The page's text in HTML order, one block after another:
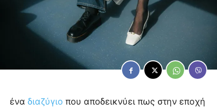
ένα διαζύγιο που αποδεικνύει πως στην εποχή